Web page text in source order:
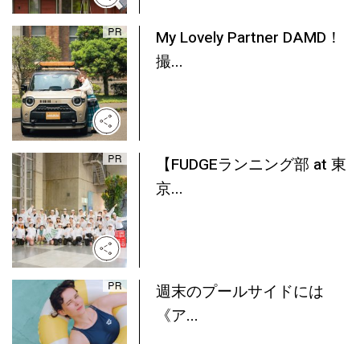
My Lovely Partner DAMD！
撮...
【FUDGEランニング部 at 東
京...
週末のプールサイドには
《ア...